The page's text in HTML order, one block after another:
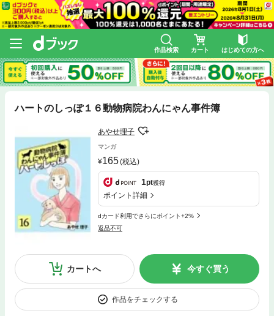
作品検索 カート はじめての方へ
ハートのしっぽ１６動物病院わんにゃん事件簿
あやせ理子
マンガ
165(税込)
1pt獲得
ポイント詳細
dカード利用でさらにポイント+2%
返品不可
カートへ 今すぐ買う
作品をチェックする